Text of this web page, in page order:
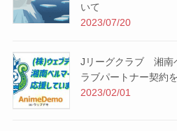
いて
2023/07/20
Jリーグクラブ 湘南
ラブパートナー契約
2023/02/01